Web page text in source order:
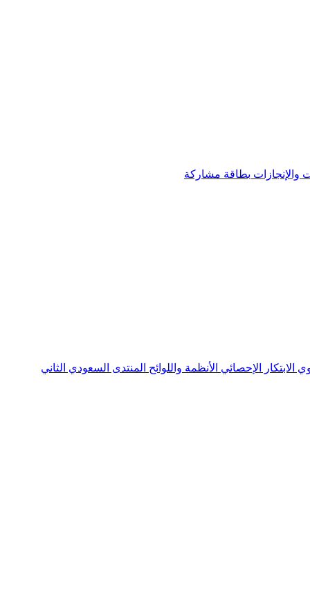
والإنجازات بطاقة مشاركة
الابتكار الإحصائي الأنظمة واللوائح المنتدى السعودي الثاني